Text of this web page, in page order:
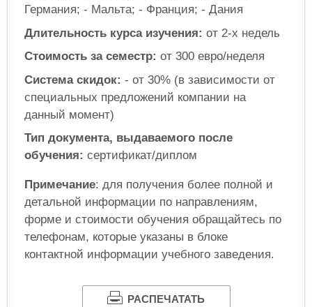
Германия; - Мальта; - Франция; - Дания
Длительность курса изучения: от 2-х недель
Стоимость за семестр: от 300 евро/неделя
Система скидок: - от 30% (в зависимости от
специальных предложений компании на
данный момент)
Тип документа, выдаваемого после
обучения: сертификат/диплом
Примечание: для получения более полной и
детальной информации по направлениям,
форме и стоимости обучения обращайтесь по
телефонам, которые указаны в блоке
контактной информации учебного заведения.
РАСПЕЧАТАТЬ